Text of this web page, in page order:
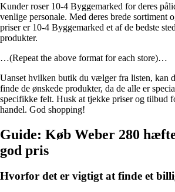
Kunder roser 10-4 Byggemarked for deres
venlige personale. Med deres brede sortiment
priser er 10-4 Byggemarked et af de bedste
produkter.
…(Repeat the above format for each store)…
Uanset hvilken butik du vælger fra listen, kan
finde de ønskede produkter, da de alle er
specifikke felt. Husk at tjekke priser og tilbud
handel. God shopping!
Guide: Køb Weber 280
god pris
Hvorfor det er vigtigt at finde et